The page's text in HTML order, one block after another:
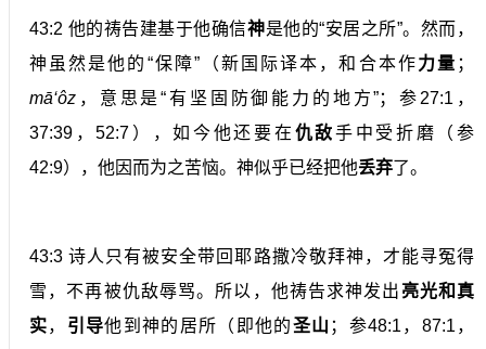
43:2 他的祷告建基于他确信神是他的“安居之所”。然而，
神虽然是他的“保障”（新国际译本，和合本作力量 ；
mā‘ôz ，意思是“有坚固防御能力的地方”；参27:1，
37:39，52:7），如今他还要在 仇敌手中受折磨（参
42:9），他因而为之苦恼。神似乎已经把他丢弃了。
43:3 诗人只有被安全带回耶路撒冷敬拜神，才能寻冤得
雪，不再被仇敌辱骂。所以，他祷告求神发出 亮光和真
实， 引导他到神的居所（即他的圣山 ；参48:1，87:1，